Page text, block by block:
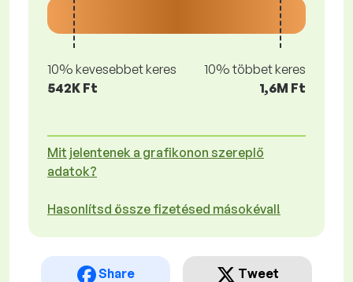
10% kevesebbet keres
542K Ft
10% többet keres
1,6M Ft
Mit jelentenek a grafikonon szereplő
adatok?
Hasonlítsd össze fizetésed másokéval!
Share Tweet